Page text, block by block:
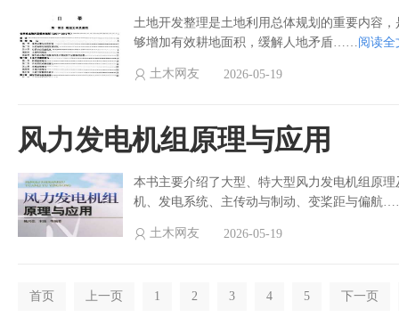
土地开发整理是土地利用总体规划的重要内容
够增加有效耕地面积，缓解人地矛盾……阅读全
土木网友 2026-05-19
风力发电机组原理与应用
本书主要介绍了大型、特大型风力发电机组原
机、发电系统、主传动与制动、变桨距与偏航
土木网友 2026-05-19
首页 上一页 1 2 3 4 5 下一页